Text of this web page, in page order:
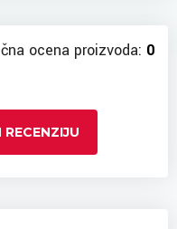
ocena proizvoda: 0